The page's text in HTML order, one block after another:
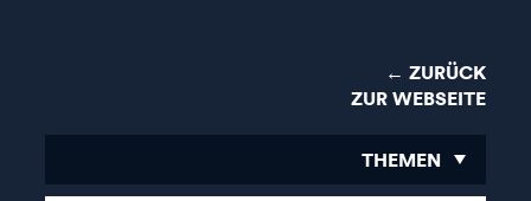
← ZURÜCK
ZUR WEBSEITE
THEMEN